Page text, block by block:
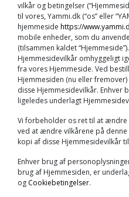
vilkår og betingelser
til vores, Yammi.dk (“os” eller
hjemmeside https://
mobile enheder, som du
(tilsammen kaldet
Hjemmesidevilkår omhyggeligt
fra vores Hjemmeside. Ved
Hjemmesiden (nu eller
disse Hjemmesidevilkår. Enhver
ligeledes underlagt
Vi forbeholder os ret til at ændre
ved at ændre vilkårene på
kopi af disse Hjemmesidevilkår
Enhver brug af
brug af Hjemmesiden, er
og Cookiebetingelser.